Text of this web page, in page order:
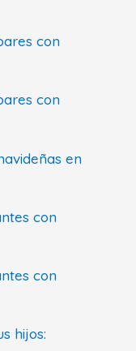
con
con
en
con
con
hijos: